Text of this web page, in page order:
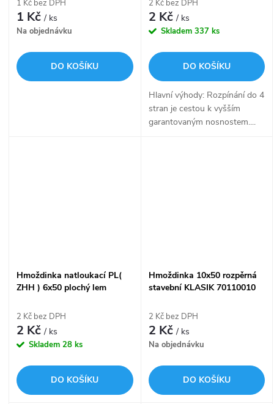
1 Kč bez DPH
1 Kč/ ks
Na objednávku
DO KOŠÍKU
2 Kč bez DPH
2 Kč/ ks
Skladem 337 ks
DO KOŠÍKU
Hlavní výhody: Rozpínání do 4
stran je cestou k vyšším
garantovaným nosnostem....
Hmoždinka natloukací PL(
ZHH ) 6x50 plochý lem
2 Kč bez DPH
2 Kč/ ks
Skladem 28 ks
DO KOŠÍKU
Hmoždinka 10x50 rozpěrná
stavební KLASIK 70110010
2 Kč bez DPH
2 Kč/ ks
Na objednávku
DO KOŠÍKU